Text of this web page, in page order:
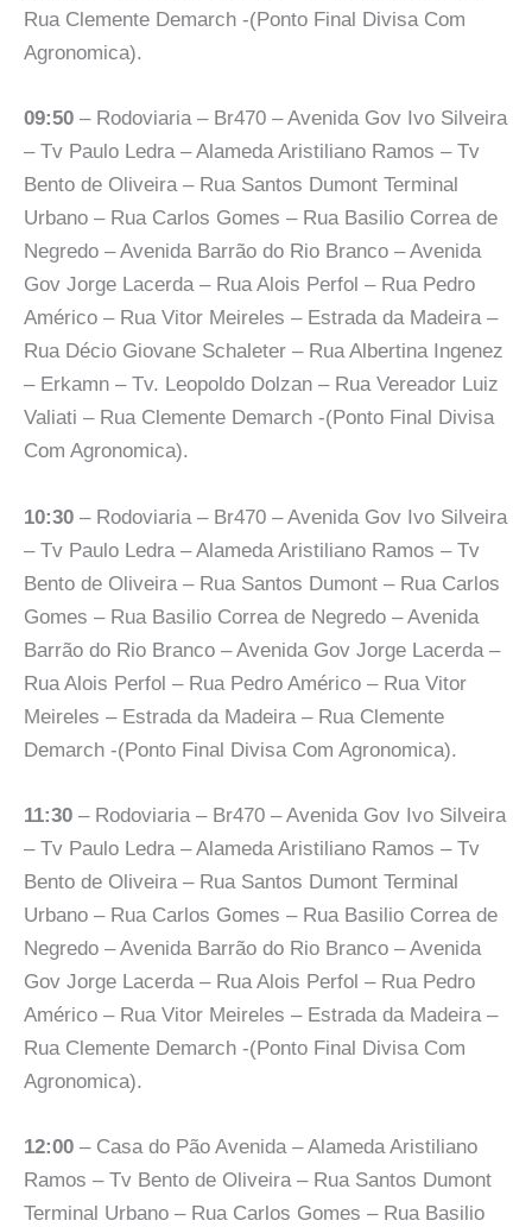
Rua Clemente Demarch -(Ponto Final Divisa Com
Agronomica).
09:50 – Rodoviaria – Br470 – Avenida Gov Ivo Silveira
– Tv Paulo Ledra – Alameda Aristiliano Ramos – Tv
Bento de Oliveira – Rua Santos Dumont Terminal
Urbano – Rua Carlos Gomes – Rua Basilio Correa de
Negredo – Avenida Barrão do Rio Branco – Avenida
Gov Jorge Lacerda – Rua Alois Perfol – Rua Pedro
Américo – Rua Vitor Meireles – Estrada da Madeira –
Rua Décio Giovane Schaleter – Rua Albertina Ingenez
– Erkamn – Tv. Leopoldo Dolzan – Rua Vereador Luiz
Valiati – Rua Clemente Demarch -(Ponto Final Divisa
Com Agronomica).
10:30 – Rodoviaria – Br470 – Avenida Gov Ivo Silveira
– Tv Paulo Ledra – Alameda Aristiliano Ramos – Tv
Bento de Oliveira – Rua Santos Dumont – Rua Carlos
Gomes – Rua Basilio Correa de Negredo – Avenida
Barrão do Rio Branco – Avenida Gov Jorge Lacerda –
Rua Alois Perfol – Rua Pedro Américo – Rua Vitor
Meireles – Estrada da Madeira – Rua Clemente
Demarch -(Ponto Final Divisa Com Agronomica).
11:30 – Rodoviaria – Br470 – Avenida Gov Ivo Silveira
– Tv Paulo Ledra – Alameda Aristiliano Ramos – Tv
Bento de Oliveira – Rua Santos Dumont Terminal
Urbano – Rua Carlos Gomes – Rua Basilio Correa de
Negredo – Avenida Barrão do Rio Branco – Avenida
Gov Jorge Lacerda – Rua Alois Perfol – Rua Pedro
Américo – Rua Vitor Meireles – Estrada da Madeira –
Rua Clemente Demarch -(Ponto Final Divisa Com
Agronomica).
12:00 – Casa do Pão Avenida – Alameda Aristiliano
Ramos – Tv Bento de Oliveira – Rua Santos Dumont
Terminal Urbano – Rua Carlos Gomes – Rua Basilio